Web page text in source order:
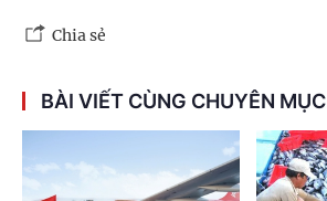
Chia sẻ
BÀI VIẾT CÙNG CHUYÊN MỤC